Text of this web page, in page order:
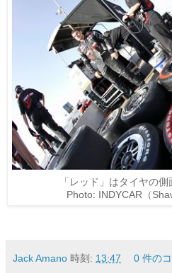
「レッド」はタイヤの
Photo: INDYCAR（
Jack Amano 時刻: 13:47 0 件の